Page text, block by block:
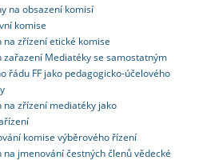
na obsazení komisí
komise
na zřízení etické komise
zařazení Mediatéky se samostatným
řádu FF jako pedagogicko-účelového
na zřízení mediatéky jako
komise výběrového řízení
na jmenování čestných členů vědecké